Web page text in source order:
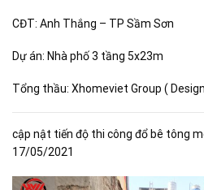
CĐT: Anh Thắng – TP Sầm Sơn
Dự án: Nhà phố 3 tầng 5x23m
Tổng thầu: Xhomeviet Group (
cập nật tiến độ thi công đổ bê tông
17/05/2021